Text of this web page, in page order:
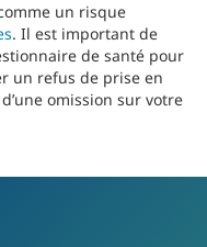
un risque
. Il est important de
de santé pour
un refus de prise en
omission sur votre